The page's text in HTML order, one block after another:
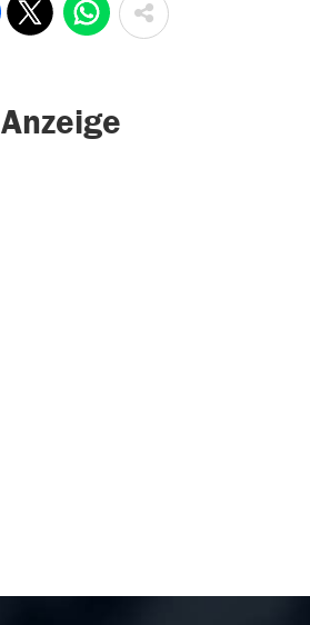
Anzeige